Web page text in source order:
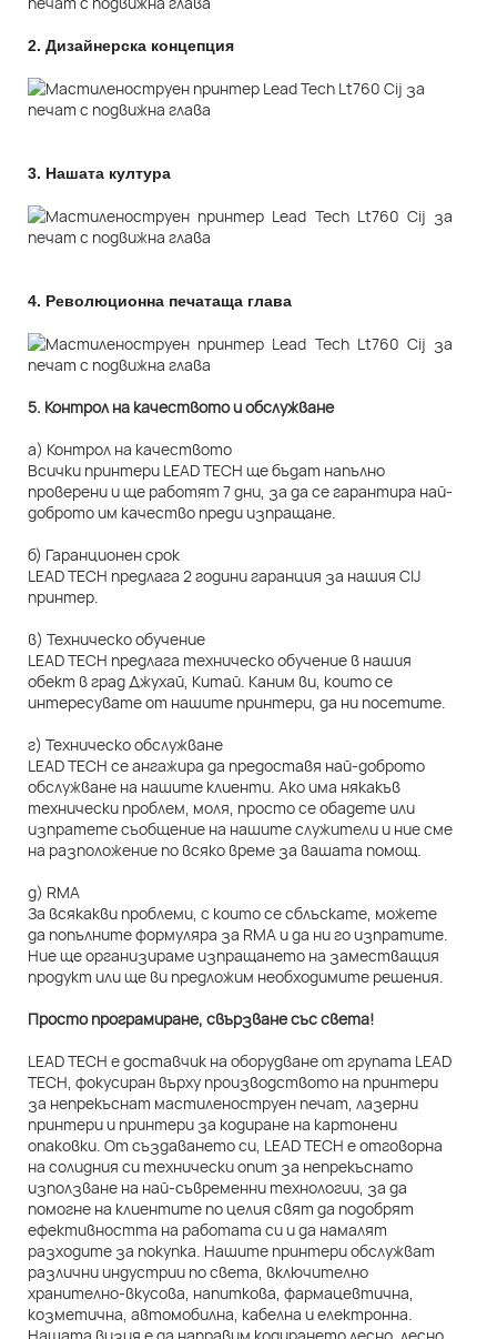
2. Дизайнерска концепция
3. Нашата култура
4. Революционна печатаща глава
5. Контрол на качеството и обслужване
а) Контрол на качеството
Всички принтери LEAD TECH ще бъдат напълно
проверени и ще работят 7 дни, за да се гарантира най-
доброто им качество преди изпращане.
б) Гаранционен срок
LEAD TECH предлага 2 години гаранция за нашия CIJ
принтер.
в) Техническо обучение
LEAD TECH предлага техническо обучение в нашия
обект в град Джухай, Китай. Каним ви, които се
интересувате от нашите принтери, да ни посетите.
г) Техническо обслужване
LEAD TECH се ангажира да предоставя най-доброто
обслужване на нашите клиенти. Ако има някакъв
технически проблем, моля, просто се обадете или
изпратете съобщение на нашите служители и ние сме
на разположение по всяко време за вашата помощ.
д) RMA
За всякакви проблеми, с които се сблъскате, можете
да попълните формуляра за RMA и да ни го изпратите.
Ние ще организираме изпращането на заместващия
продукт или ще ви предложим необходимите решения.
Просто програмиране, свързване със света!
LEAD TECH е доставчик на оборудване от групата LEAD
TECH, фокусиран върху производството на принтери
за непрекъснат мастиленоструен печат, лазерни
принтери и принтери за кодиране на картонени
опаковки. От създаването си, LEAD TECH е отговорна
на солидния си технически опит за непрекъснато
използване на най-съвременни технологии, за да
помогне на клиентите по целия свят да подобрят
ефективността на работата си и да намалят
разходите за покупка. Нашите принтери обслужват
различни индустрии по света, включително
хранително-вкусова, напиткова, фармацевтична,
козметична, автомобилна, кабелна и електронна.